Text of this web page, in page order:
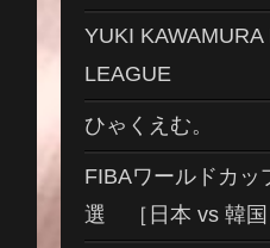
YUKI
LEAGUE
ひゃくえむ。
FIBAワールドカ
選 ［日本 vs 韓国